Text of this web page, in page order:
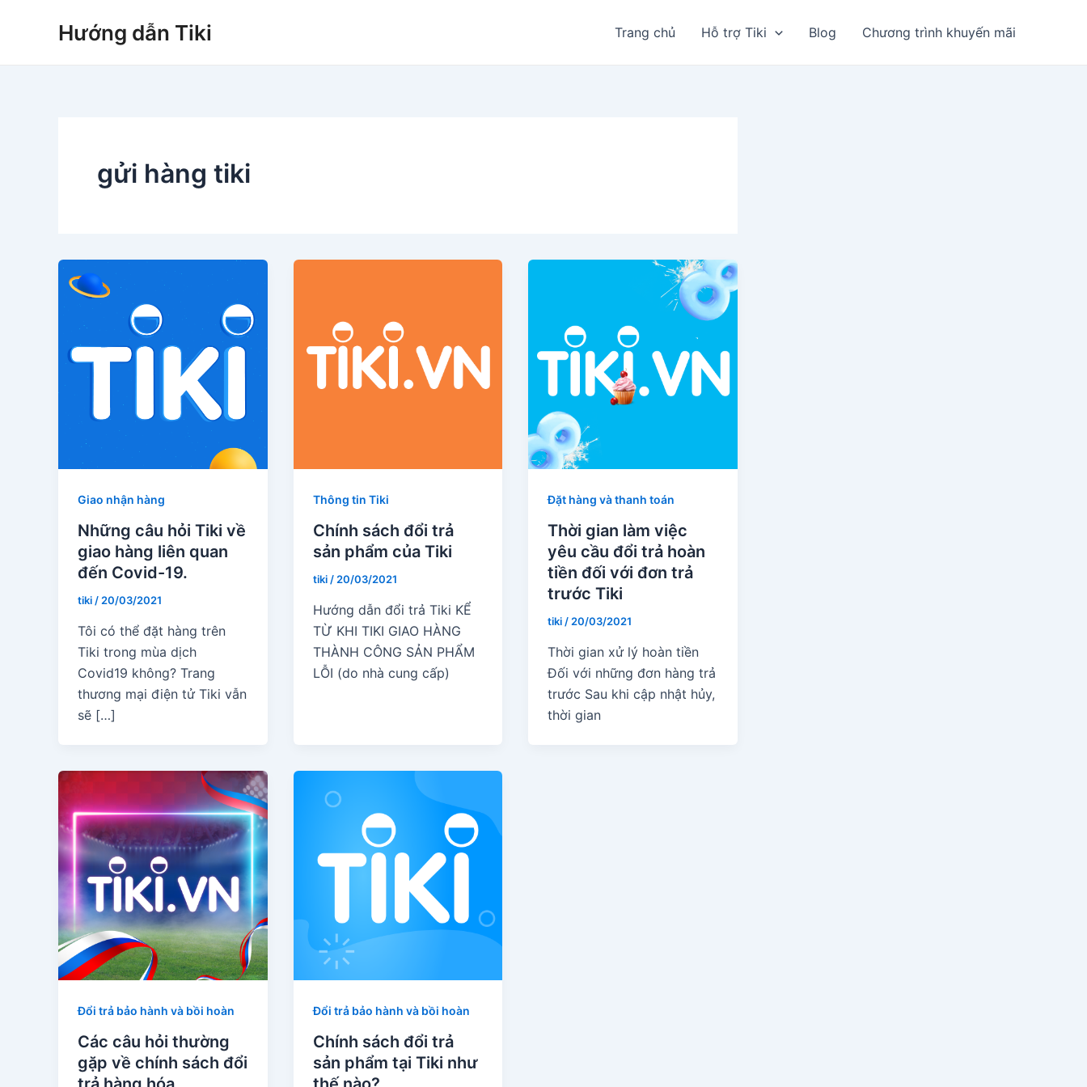
Hướng dẫn Tiki Trang chủ Hỗ trợ Tiki Blog Chương trình khuyến mãi
gửi hàng tiki
Giao nhận hàng
Những câu hỏi Tiki về
giao hàng liên quan
đến Covid-19.
tiki/20/03/2021
Tôi có thể đặt hàng trên
Tiki trong mùa dịch
Covid19 không? Trang
thương mại điện tử Tiki vẫn
sẽ […]
Thông tin Tiki
Chính sách đổi trả
sản phẩm của Tiki
tiki/20/03/2021
Hướng dẫn đổi trả Tiki KỂ
TỪ KHI TIKI GIAO HÀNG
THÀNH CÔNG SẢN PHẨM
LỖI (do nhà cung cấp)
Đặt hàng và thanh toán
Thời gian làm việc
yêu cầu đổi trả hoàn
tiền đối với đơn trả
trước Tiki
tiki/20/03/2021
Thời gian xử lý hoàn tiền
Đối với những đơn hàng trả
trước Sau khi cập nhật hủy,
thời gian
Đổi trả bảo hành và bồi hoàn
Các câu hỏi thường
gặp về chính sách đổi
Đổi trả bảo hành và bồi hoàn
Chính sách đổi trả
sản phẩm tại Tiki như